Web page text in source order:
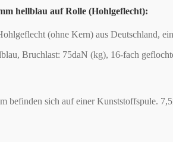
hellblau auf Rolle (Hohlgeflecht):
(ohne Kern) aus Deutschland,
Bruchlast: 75daN (kg), 16-fach
befinden sich auf einer Kunststoffspule.